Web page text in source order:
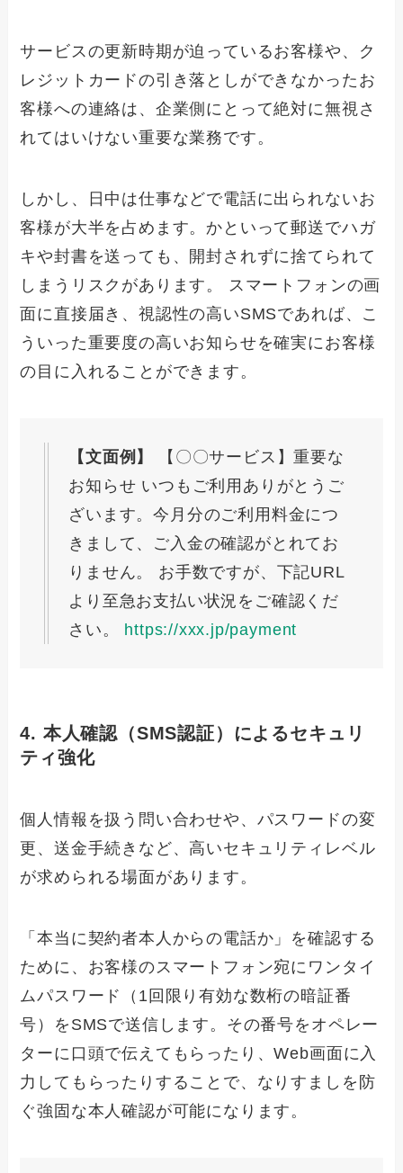
サービスの更新時期が迫っているお客様や、ク
レジットカードの引き落としができなかったお
客様への連絡は、企業側にとって絶対に無視さ
れてはいけない重要な業務です。
しかし、日中は仕事などで電話に出られないお
客様が大半を占めます。かといって郵送でハガ
キや封書を送っても、開封されずに捨てられて
しまうリスクがあります。 スマートフォンの画
面に直接届き、視認性の高いSMSであれば、こ
ういった重要度の高いお知らせを確実にお客様
の目に入れることができます。
【文面例】
【〇〇サービス】重要な
お知らせ いつもご利用ありがとうご
ざいます。今月分のご利用料金につ
きまして、ご入金の確認がとれてお
りません。 お手数ですが、下記URL
より至急お支払い状況をご確認くだ
さい。 https://xxx.jp/payment
4. 本人確認（SMS認証）によるセキュリ
ティ強化
個人情報を扱う問い合わせや、パスワードの変
更、送金手続きなど、高いセキュリティレベル
が求められる場面があります。
「本当に契約者本人からの電話か」を確認する
ために、お客様のスマートフォン宛にワンタイ
ムパスワード（1回限り有効な数桁の暗証番
号）をSMSで送信します。その番号をオペレー
ターに口頭で伝えてもらったり、Web画面に入
力してもらったりすることで、なりすましを防
ぐ強固な本人確認が可能になります。